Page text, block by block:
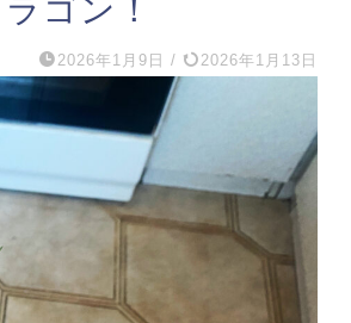
ゴン！
2026年1月9日 / 2026年1月13日